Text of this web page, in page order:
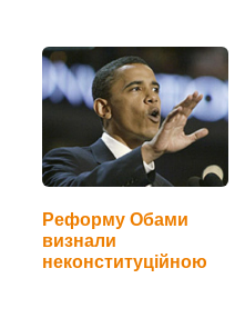
Реформу Обами
визнали
неконституційною